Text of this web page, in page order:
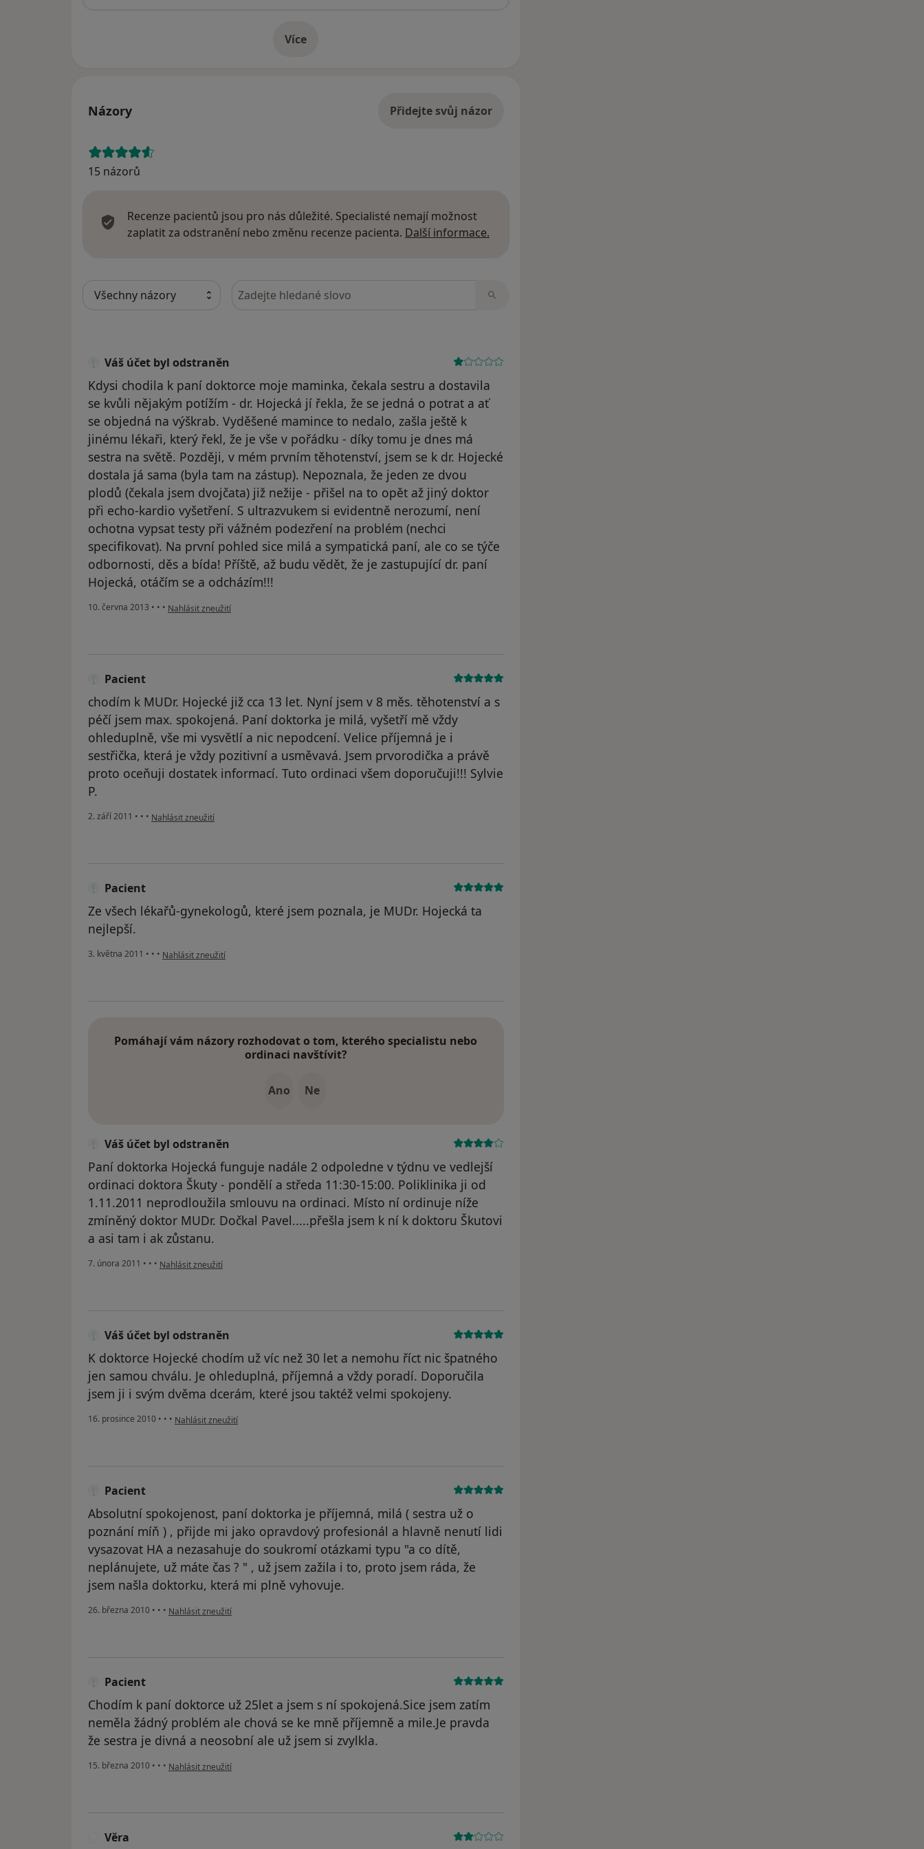
Víceo adrese
Názory Přidejte svůj názor
15 názorů
Recenze pacientů jsou pro nás důležité. Specialisté nemají možnost
zaplatit za odstranění nebo změnu recenze pacienta. Další informace.
Hledejte v názorech
Váš účet byl odstraněn
Kdysi chodila k paní doktorce moje maminka, čekala sestru a dostavila
se kvůli nějakým potížím - dr. Hojecká jí řekla, že se jedná o potrat a ať
se objedná na výškrab. Vyděšené mamince to nedalo, zašla ještě k
jinému lékaři, který řekl, že je vše v pořádku - díky tomu je dnes má
sestra na světě. Později, v mém prvním těhotenství, jsem se k dr. Hojecké
dostala já sama (byla tam na zástup). Nepoznala, že jeden ze dvou
plodů (čekala jsem dvojčata) již nežije - přišel na to opět až jiný doktor
při echo-kardio vyšetření. S ultrazvukem si evidentně nerozumí, není
ochotna vypsat testy při vážném podezření na problém (nechci
specifikovat). Na první pohled sice milá a sympatická paní, ale co se týče
odbornosti, děs a bída! Příště, až budu vědět, že je zastupující dr. paní
Hojecká, otáčím se a odcházím!!!
10. června 2013 • • • podle názoru uživatele Váš účet byl odstraněn
Nahlásit zneužití
Pacient
chodím k MUDr. Hojecké již cca 13 let. Nyní jsem v 8 měs. těhotenství a s
péčí jsem max. spokojená. Paní doktorka je milá, vyšetří mě vždy
ohleduplně, vše mi vysvětlí a nic nepodcení. Velice příjemná je i
sestřička, která je vždy pozitivní a usměvavá. Jsem prvorodička a právě
proto oceňuji dostatek informací. Tuto ordinaci všem doporučuji!!! Sylvie
P.
2. září 2011 • • • podle názoru uživatele Pacient
Nahlásit zneužití
Pacient
Ze všech lékařů-gynekologů, které jsem poznala, je MUDr. Hojecká ta
nejlepší.
3. května 2011 • • • podle názoru uživatele Pacient
Nahlásit zneužití
Pomáhají vám názory rozhodovat o tom, kterého specialistu nebo
ordinaci navštívit?
Ano Ne
Váš účet byl odstraněn
Paní doktorka Hojecká funguje nadále 2 odpoledne v týdnu ve vedlejší
ordinaci doktora Škuty - pondělí a středa 11:30-15:00. Poliklinika ji od
1.11.2011 neprodloužila smlouvu na ordinaci. Místo ní ordinuje níže
zmíněný doktor MUDr. Dočkal Pavel.....přešla jsem k ní k doktoru Škutovi
a asi tam i ak zůstanu.
7. února 2011 • • • podle názoru uživatele Váš účet byl odstraněn
Nahlásit zneužití
Váš účet byl odstraněn
K doktorce Hojecké chodím už víc než 30 let a nemohu říct nic špatného
jen samou chválu. Je ohleduplná, příjemná a vždy poradí. Doporučila
jsem ji i svým dvěma dcerám, které jsou taktéž velmi spokojeny.
16. prosince 2010 • • • podle názoru uživatele Váš účet byl odstraněn
Nahlásit zneužití
Pacient
Absolutní spokojenost, paní doktorka je příjemná, milá ( sestra už o
poznání míň ) , přijde mi jako opravdový profesionál a hlavně nenutí lidi
vysazovat HA a nezasahuje do soukromí otázkami typu "a co dítě,
neplánujete, už máte čas ? " , už jsem zažila i to, proto jsem ráda, že
jsem našla doktorku, která mi plně vyhovuje.
26. března 2010 • • • podle názoru uživatele Pacient
Nahlásit zneužití
Pacient
Chodím k paní doktorce už 25let a jsem s ní spokojená.Sice jsem zatím
neměla žádný problém ale chová se ke mně příjemně a mile.Je pravda
že sestra je divná a neosobní ale už jsem si zvylkla.
15. března 2010 • • • podle názoru uživatele Pacient
Nahlásit zneužití
Věra